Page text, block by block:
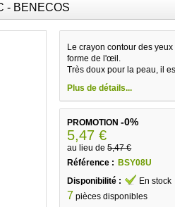
- BENECOS
Le crayon contour des
forme de l'œil.
Très doux pour la peau, il
Plus de détails...
PROMOTION-0%
5,47 €
au lieu de5,47 €
Référence : BSY08U
Disponibilité :
En stock
7 pièces disponibles